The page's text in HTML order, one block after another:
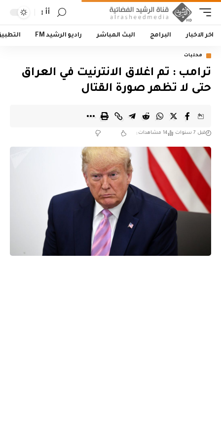
أأ
اخر الاخبار البرامج البث المباشر راديو الرشيد FM
محليات
ترامب : تم اغلاق الانترنيت في العراق
حتى لا تظهر صورة القتال
قبل 7 سنوات 14 مشاهدات